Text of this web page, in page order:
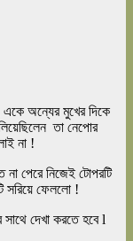
অন্যের মুখের দিকে
তা নেপোর
না !
না পেরে নিজেই টোপরটি
সরিয়ে ফেললো !
দেখা করতে হবে l